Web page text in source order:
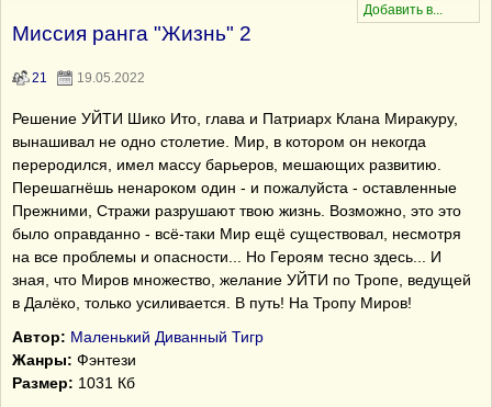
Миссия ранга "Жизнь" 2
21 19.05.2022
Решение УЙТИ Шико Ито, глава и Патриарх Клана Миракуру,
вынашивал не одно столетие. Мир, в котором он некогда
переродился, имел массу барьеров, мешающих развитию.
Перешагнёшь ненароком один - и пожалуйста - оставленные
Прежними, Стражи разрушают твою жизнь. Возможно, это это
было оправданно - всё-таки Мир ещё существовал, несмотря
на все проблемы и опасности... Но Героям тесно здесь... И
зная, что Миров множество, желание УЙТИ по Тропе, ведущей
в Далёко, только усиливается. В путь! На Тропу Миров!
Автор: Маленький Диванный Тигр
Жанры: Фэнтези
Размер: 1031 Кб